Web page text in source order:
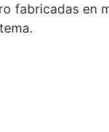
fabricadas en